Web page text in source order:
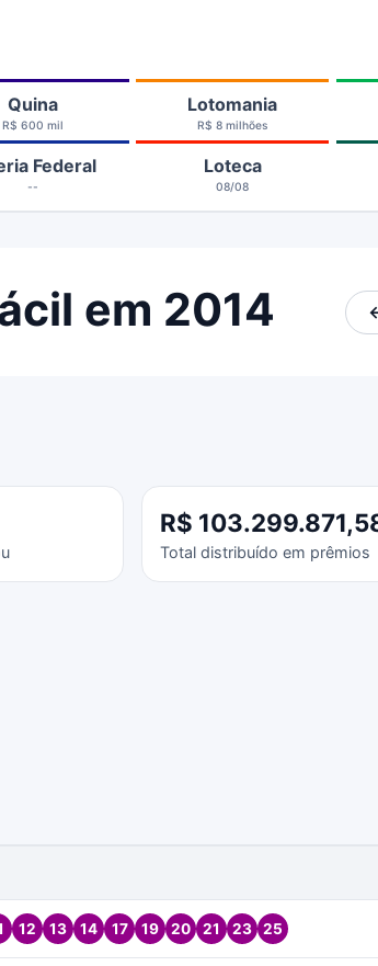
Quina
R$ 600 mil
Lotomania
R$ 8 milhões
Federal
--
Loteca
08/08
em 2014
R$
Total distribuído em prêmios
12 13 14 17 19 20 21 23 25